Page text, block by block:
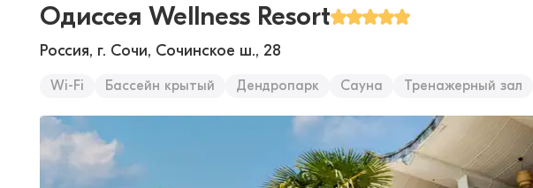
Одиссея Wellness Resort
Россия, г. Сочи, Сочинское ш., 28
Wi-Fi Бассейн крытый Дендропарк Сауна Тренажерный зал